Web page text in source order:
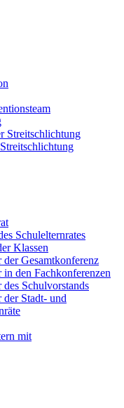
Streitschlichtung
Schulelternrates
Klassen
Gesamtkonferenz
den Fachkonferenzen
Schulvorstands
Stadt- und
mit